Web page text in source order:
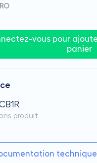
vous pour
panier
produit
technique